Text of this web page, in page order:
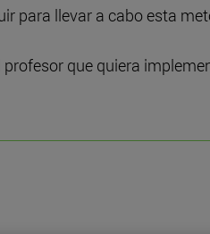
para llevar a cabo esta
profesor que quiera